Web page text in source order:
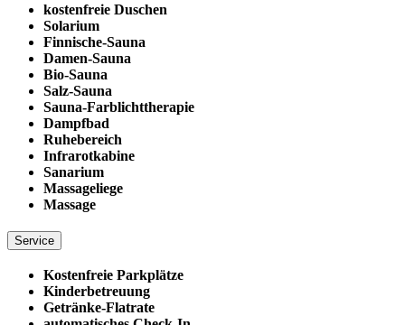
kostenfreie Duschen
Solarium
Finnische-Sauna
Damen-Sauna
Bio-Sauna
Salz-Sauna
Sauna-Farblichttherapie
Dampfbad
Ruhebereich
Infrarotkabine
Sanarium
Massageliege
Massage
Service
Kostenfreie Parkplätze
Kinderbetreuung
Getränke-Flatrate